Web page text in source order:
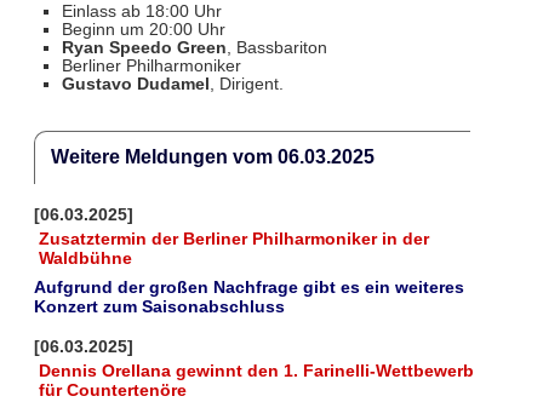
Einlass ab 18:00 Uhr
Beginn um 20:00 Uhr
Ryan Speedo Green , Bassbariton
Berliner Philharmoniker
Gustavo Dudamel , Dirigent.
Weitere Meldungen vom 06.03.2025
[06.03.2025]
Zusatztermin der Berliner Philharmoniker in der
Waldbühne
Aufgrund der großen Nachfrage gibt es ein weiteres
Konzert zum Saisonabschluss
[06.03.2025]
Dennis Orellana gewinnt den 1. Farinelli-Wettbewerb
für Countertenöre